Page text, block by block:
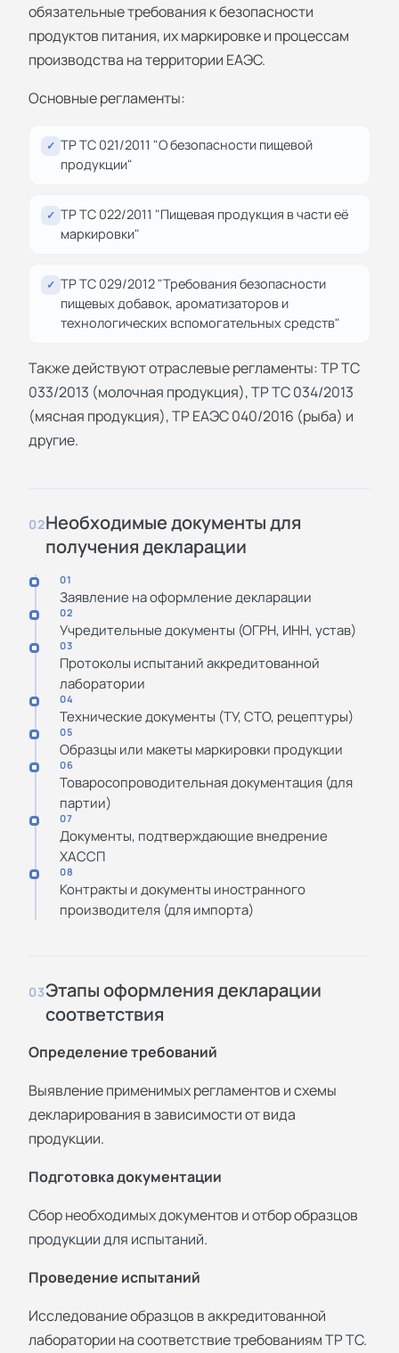
обязательные требования к безопасности
продуктов питания, их маркировке и процессам
производства на территории ЕАЭС.
Основные регламенты:
✓ ТР ТС 021/2011 "О безопасности пищевой
продукции"
✓ ТР ТС 022/2011 "Пищевая продукция в части её
маркировки"
✓ ТР ТС 029/2012 "Требования безопасности
пищевых добавок, ароматизаторов и
технологических вспомогательных средств"
Также действуют отраслевые регламенты: ТР ТС
033/2013 (молочная продукция), ТР ТС 034/2013
(мясная продукция), ТР ЕАЭС 040/2016 (рыба) и
другие.
02Необходимые документы для
получения декларации
01
Заявление на оформление декларации
02
Учредительные документы (ОГРН, ИНН, устав)
03
Протоколы испытаний аккредитованной
лаборатории
04
Технические документы (ТУ, СТО, рецептуры)
05
Образцы или макеты маркировки продукции
06
Товаросопроводительная документация (для
партии)
07
Документы, подтверждающие внедрение
ХАССП
08
Контракты и документы иностранного
производителя (для импорта)
03Этапы оформления декларации
соответствия
Определение требований
Выявление применимых регламентов и схемы
декларирования в зависимости от вида
продукции.
Подготовка документации
Сбор необходимых документов и отбор образцов
продукции для испытаний.
Проведение испытаний
Исследование образцов в аккредитованной
лаборатории на соответствие требованиям ТР ТС.